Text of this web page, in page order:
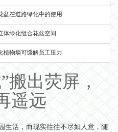
盆在道路绿化中的使用
体绿化组合花盆空间
植物墙可缓解员工压力
搬出荧屏，
遥远
生活，而现实往往不尽如人意，随